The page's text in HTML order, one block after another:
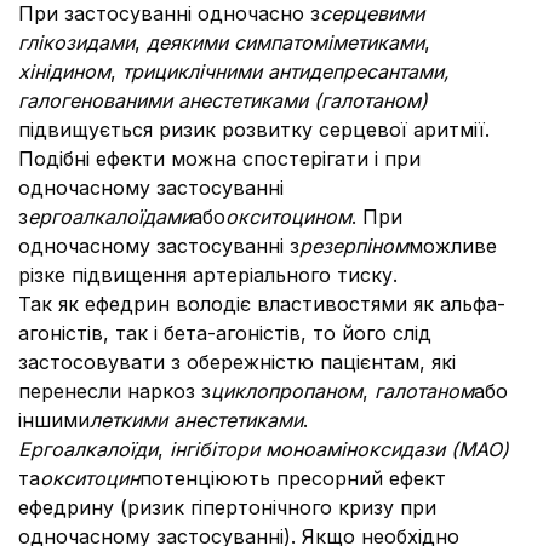
При застосуванні одночасно зсерцевими
глікозидами, деякими симпатоміметиками,
хінідином, трициклічними антидепресантами,
галогенованими анестетиками (галотаном)
підвищується ризик розвитку серцевої аритмії.
Подібні ефекти можна спостерігати і при
одночасному застосуванні
зергоалкалоїдамиабоокситоцином. При
одночасному застосуванні зрезерпіномможливе
різке підвищення артеріального тиску.
Так як ефедрин володіє властивостями як альфа-
агоністів, так і бета-агоністів, то його слід
застосовувати з обережністю пацієнтам, які
перенесли наркоз зциклопропаном, галотаномабо
іншимилеткими анестетиками.
Ергоалкалоїди, інгібітори моноаміноксидази (МАО)
таокситоцинпотенціюють пресорний ефект
ефедрину (ризик гіпертонічного кризу при
одночасному застосуванні). Якщо необхідно